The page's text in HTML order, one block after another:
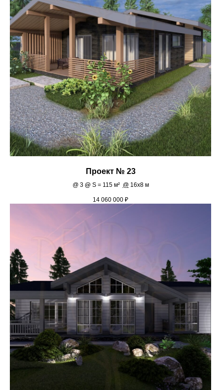
Проект № 23
@ 3 @ S = 115 м² @16х8 м
14 060 000 ₽